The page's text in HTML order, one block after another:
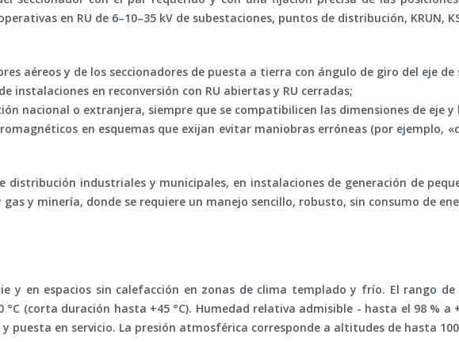
en RU de 6–10–35 kV de subestaciones, puntos de distribución, KRUN,
aéreos y de los seccionadores de puesta a tierra con ángulo de giro del eje de
instalaciones en reconversión con RU abiertas y RU cerradas;
nacional o extranjera, siempre que se compatibilicen las dimensiones de eje y
en esquemas que exijan evitar maniobras erróneas (por ejemplo,
distribución industriales y municipales, en instalaciones de generación de
y minería, donde se requiere un manejo sencillo, robusto, sin consumo de
y en espacios sin calefacción en zonas de clima templado y frío. El rango
(corta duración hasta +45 °C). Humedad relativa admisible - hasta el 98 % a
puesta en servicio. La presión atmosférica corresponde a altitudes de hasta